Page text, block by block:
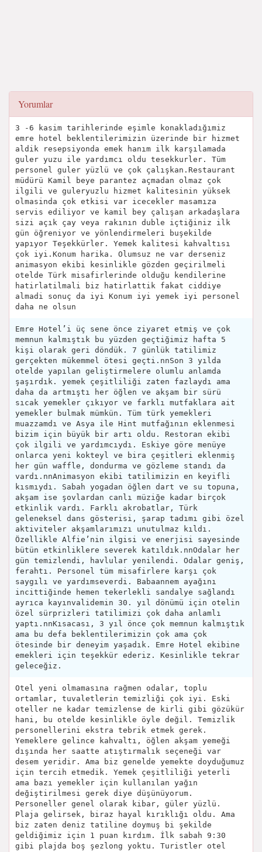
Yorumlar
3 -6 kasim tarihlerinde eşimle konakladığımiz
emre hotel beklentilerimizin üzerinde bir hizmet
aldik resepsiyonda emek hanım ilk karşılamada
guler yuzu ile yardımcı oldu tesekkurler. Tüm
personel guler yüzlü ve çok çalışkan.Restaurant
müdürü Kamil beye parantez açmadan olmaz çok
ilgili ve guleryuzlu hizmet kalitesinin yüksek
olmasinda çok etkisi var icecekler masamıza
servis ediliyor ve kamil bey çalışan arkadaşlara
sizi açık çay veya rakının duble içtiğiniz ilk
gün öğreniyor ve yönlendirmeleri buşekilde
yapıyor Teşekkürler. Yemek kalitesi kahvaltısı
çok iyi.Konum harika. Olumsuz ne var derseniz
animasyon ekibi kesinlikle gözden geçirilmeli
otelde Türk misafirlerinde olduğu kendilerine
hatirlatilmali biz hatirlattik fakat ciddiye
almadi sonuç da iyi Konum iyi yemek iyi personel
daha ne olsun
Emre Hotel’i üç sene önce ziyaret etmiş ve çok
memnun kalmıştık bu yüzden geçtiğimiz hafta 5
kişi olarak geri döndük. 7 günlük tatilimiz
gerçekten mükemmel ötesi geçti.nnSon 3 yılda
otelde yapılan geliştirmelere olumlu anlamda
şaşırdık. yemek çeşitliliği zaten fazlaydı ama
daha da artmıştı her öğlen ve akşam bir sürü
sıcak yemekler çıkıyor ve farklı mutfaklara ait
yemekler bulmak mümkün. Tüm türk yemekleri
muazzamdı ve Asya ile Hint mutfağının eklenmesi
bizim için büyük bir artı oldu. Restoran ekibi
çok ilgili ve yardımcıydı. Eskiye göre menüye
onlarca yeni kokteyl ve bira çeşitleri eklenmiş
her gün waffle, dondurma ve gözleme standı da
vardı.nnAnimasyon ekibi tatilimizin en keyifli
kısmıydı. Sabah yogadan öğlen dart ve su topuna,
akşam ise şovlardan canlı müziğe kadar birçok
etkinlik vardı. Farklı akrobatlar, Türk
geleneksel dans gösterisi, şarap tadımı gibi özel
aktiviteler akşamlarımızı unutulmaz kıldı.
Özellikle Alfie’nin ilgisi ve enerjisi sayesinde
bütün etkinliklere severek katıldık.nnOdalar her
gün temizlendi, havlular yenilendi. Odalar geniş,
ferahtı. Personel tüm misafirlere karşı çok
saygılı ve yardımseverdi. Babaannem ayağını
incittiğinde hemen tekerlekli sandalye sağlandı
ayrıca kayınvalidemin 30. yıl dönümü için otelin
özel sürprizleri tatilimizi çok daha anlamlı
yaptı.nnKısacası, 3 yıl önce çok memnun kalmıştık
ama bu defa beklentilerimizin çok ama çok
ötesinde bir deneyim yaşadık. Emre Hotel ekibine
emekleri için teşekkür ederiz. Kesinlikle tekrar
geleceğiz.
Otel yeni olmamasına rağmen odalar, toplu
ortamlar, tuvaletlerin temizliği çok iyi. Eski
oteller ne kadar temizlense de kirli gibi gözükür
hani, bu otelde kesinlikle öyle değil. Temizlik
personellerini ekstra tebrik etmek gerek.
Yemeklere gelince kahvaltı, öğlen akşam yemeği
dışında her saatte atıştırmalık seçeneği var
desem yeridir. Ama biz genelde yemekte doyduğumuz
için tercih etmedik. Yemek çeşitliliği yeterli
ama bazı yemekler için kullanılan yağın
değiştirilmesi gerek diye düşünüyorum.
Personeller genel olarak kibar, güler yüzlü.
Plaja gelirsek, biraz hayal kırıklığı oldu. Ama
biz zaten deniz tatiline doymuş bi şekilde
geldiğimiz için 1 puan kırdım. İlk sabah 9:30
gibi plajda boş şezlong yoktu. Turistler otel